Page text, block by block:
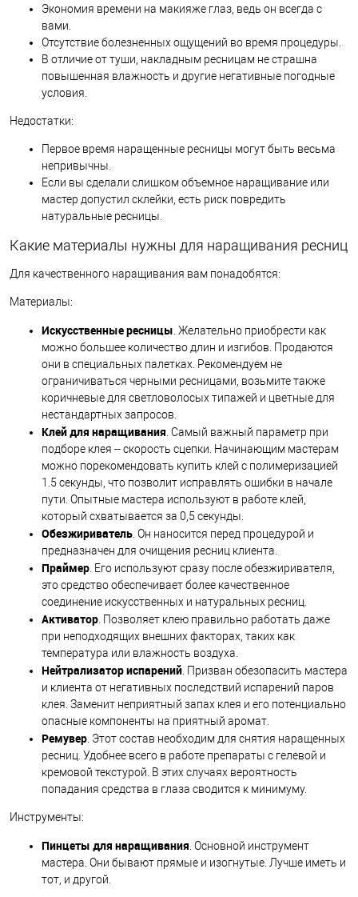
Экономия времени на макияже глаз, ведь он всегда с
вами.
Отсутствие болезненных ощущений во время процедуры.
В отличие от туши, накладным ресницам не страшна
повышенная влажность и другие негативные погодные
условия.
Недостатки:
Первое время наращенные ресницы могут быть весьма
непривычны.
Если вы сделали слишком объемное наращивание или
мастер допустил склейки, есть риск повредить
натуральные ресницы.
Какие материалы нужны для наращивания ресниц
Для качественного наращивания вам понадобятся:
Материалы:
Искусственные ресницы. Желательно приобрести как
можно большее количество длин и изгибов. Продаются
они в специальных палетках. Рекомендуем не
ограничиваться черными ресницами, возьмите также
коричневые для светловолосых типажей и цветные для
нестандартных запросов.
Клей для наращивания. Самый важный параметр при
подборе клея -- скорость сцепки. Начинающим мастерам
можно порекомендовать купить клей с полимеризацией
1.5 секунды, что позволит исправлять ошибки в начале
пути. Опытные мастера используют в работе клей,
который схватывается за 0,5 секунды.
Обезжириватель. Он наносится перед процедурой и
предназначен для очищения ресниц клиента.
Праймер. Его используют сразу после обезжиривателя,
это средство обеспечивает более качественное
соединение искусственных и натуральных ресниц.
Активатор. Позволяет клею правильно работать даже
при неподходящих внешних факторах, таких как
температура или влажность воздуха.
Нейтрализатор испарений. Призван обезопасить мастера
и клиента от негативных последствий испарений паров
клея. Заменит неприятный запах клея и его потенциально
опасные компоненты на приятный аромат.
Ремувер. Этот состав необходим для снятия наращенных
ресниц. Удобнее всего в работе препараты с гелевой и
кремовой текстурой. В этих случаях вероятность
попадания средства в глаза сводится к минимуму.
Инструменты:
Пинцеты для наращивания. Основной инструмент
мастера. Они бывают прямые и изогнутые. Лучше иметь и
тот, и другой.